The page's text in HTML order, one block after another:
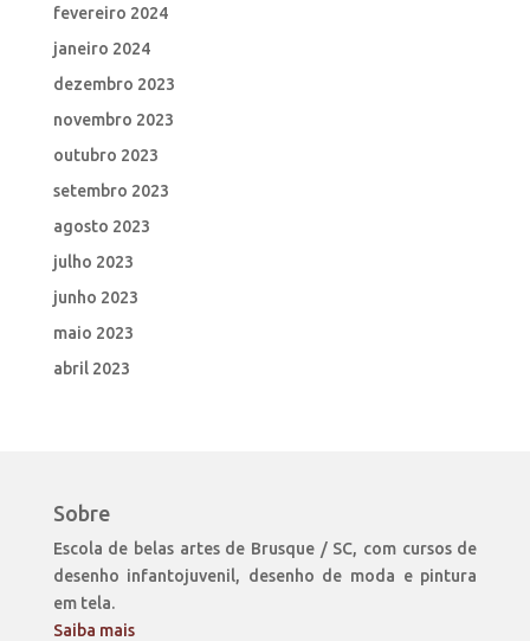
fevereiro 2024
janeiro 2024
dezembro 2023
novembro 2023
outubro 2023
setembro 2023
agosto 2023
julho 2023
junho 2023
maio 2023
abril 2023
Sobre
Escola de belas artes de Brusque / SC, com cursos de
desenho infantojuvenil, desenho de moda e pintura
em tela.
Saiba mais